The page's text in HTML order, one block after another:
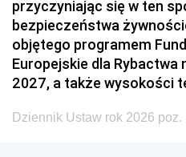
przyczyniając się w ten
bezpieczeństwa
objętego programem
Europejskie dla Rybactwa
2027, a także wysokości
Dziennik Ustaw rok 2026 poz.